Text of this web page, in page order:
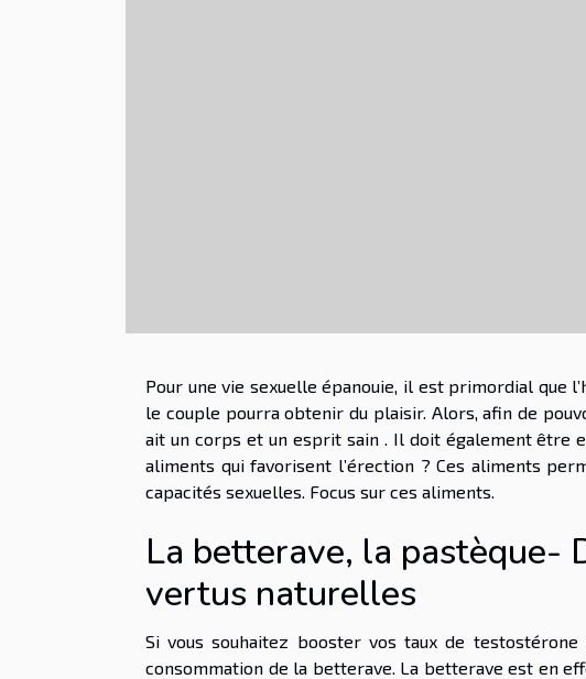
Pour une vie sexuelle épanouie, il est primordial que
le couple pourra obtenir du plaisir. Alors, afin de
ait un corps et un esprit sain . Il doit également être
aliments qui favorisent l’érection ? Ces aliments
capacités sexuelles. Focus sur ces aliments.
La betterave, la pastèque-
vertus naturelles
Si vous souhaitez booster vos taux de
consommation de la betterave. La betterave est en